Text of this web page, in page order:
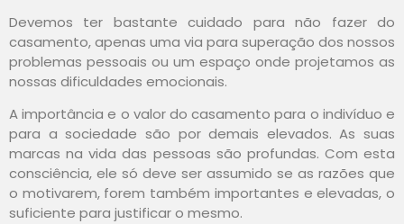
Devemos ter bastante cuidado para não fazer do
casamento, apenas uma via para superação dos nossos
problemas pessoais ou um espaço onde projetamos as
nossas dificuldades emocionais.
A importância e o valor do casamento para o indivíduo e
para a sociedade são por demais elevados. As suas
marcas na vida das pessoas são profundas. Com esta
consciência, ele só deve ser assumido se as razões que
o motivarem, forem também importantes e elevadas, o
suficiente para justificar o mesmo.